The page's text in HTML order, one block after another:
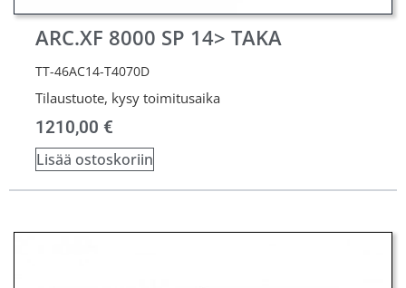
ARC.XF 8000 SP 14> TAKA
TT-46AC14-T4070D
Tilaustuote, kysy toimitusaika
1210,00 €
Lisää ostoskoriin